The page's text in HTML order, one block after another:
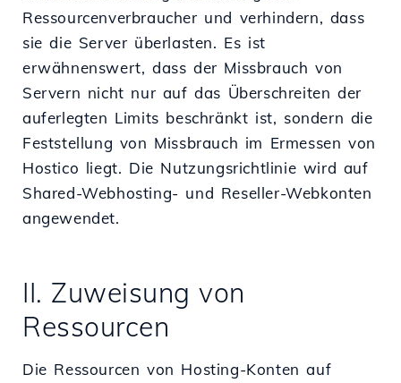
Ressourcenverbraucher und verhindern, dass
sie die Server überlasten. Es ist
erwähnenswert, dass der Missbrauch von
Servern nicht nur auf das Überschreiten der
auferlegten Limits beschränkt ist, sondern die
Feststellung von Missbrauch im Ermessen von
Hostico liegt. Die Nutzungsrichtlinie wird auf
Shared-Webhosting- und Reseller-Webkonten
angewendet.
II. Zuweisung von
Ressourcen
Die Ressourcen von Hosting-Konten auf